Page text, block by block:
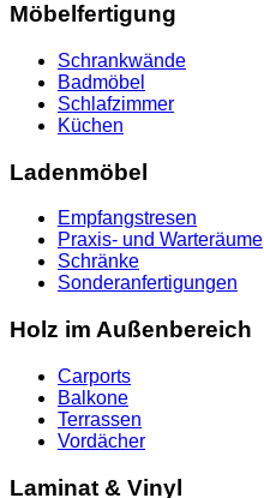
Möbelfertigung
Schrankwände
Badmöbel
Schlafzimmer
Küchen
Ladenmöbel
Empfangstresen
Praxis- und Warteräume
Schränke
Sonderanfertigungen
Holz im Außenbereich
Carports
Balkone
Terrassen
Vordächer
Laminat & Vinyl